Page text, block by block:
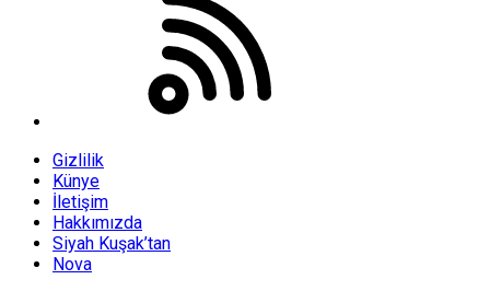
Gizlilik
Künye
İletişim
Hakkımızda
Siyah Kuşak’tan
Nova